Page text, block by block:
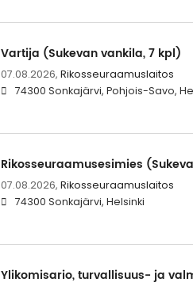
Vartija (Sukevan vankila, 7 kpl)
07.08.2026, Rikosseuraamuslaitos
74300 Sonkajärvi, Pohjois-Savo,
Rikosseuraamusesimies
07.08.2026, Rikosseuraamuslaitos
74300 Sonkajärvi, Helsinki
Ylikomisario, turvallisuus- ja